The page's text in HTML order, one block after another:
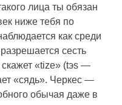
лица ты обязан
ниже тебя по
как среди
сесть
скажет «tize» (tэs —
«сядь». Черкес —
обычая даже в